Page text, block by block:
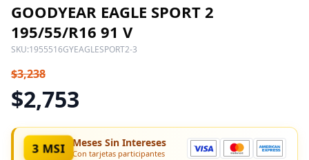
GOODYEAR EAGLE SPORT 2
195/55/R16 91 V
SKU:1955516GYEAGLESPORT2-3
$3,238
$2,753
3 MSI Meses Sin Intereses
Con tarjetas participantes